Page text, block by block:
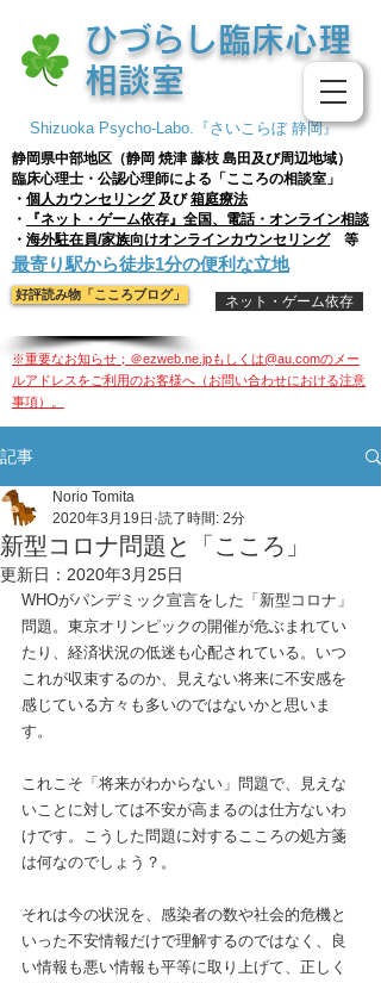
​ひづらし臨床心理
相談室
ネット・ゲーム依存
Shizuoka Psycho-Labo.『さいこらぼ 静岡』
静岡県中部地区（静岡 焼津 藤枝 島田及び周辺地域）
臨床心理士・公認心理師による「こころの相談室」
・ 個人カウンセリング 及び箱庭療法
・
『ネット・ゲーム依存』全国、電話・オンライン相談
・ 海外駐在員/家族向けオンラインカウンセリング等
​最寄り駅から徒歩1分の便利な立地
好評読み物「こころブログ」
※重要なお知らせ；＠ezweb.ne.jpもしくは@au.comのメー
ルアドレスをご利用のお客様へ（お問い合わせにおける注意
事項）。
記事
新型コロナ問題と「こころ」
Norio Tomita
2020年3月19日 読了時間: 2分
更新日： 2020年3月25日
WHOがパンデミック宣言をした「新型コロナ」
問題。東京オリンピックの開催が危ぶまれてい
たり、経済状況の低迷も心配されている。いつ
これが収束するのか、見えない将来に不安感を
感じている方々も多いのではないかと思いま
す。
これこそ「将来がわからない」問題で、見えな
いことに対しては不安が高まるのは仕方ないわ
けです。こうした問題に対するこころの処方箋
は何なのでしょう？。
それは今の状況を、感染者の数や社会的危機と
いった不安情報だけで理解するのではなく、良
い情報も悪い情報も平等に取り上げて、正しく